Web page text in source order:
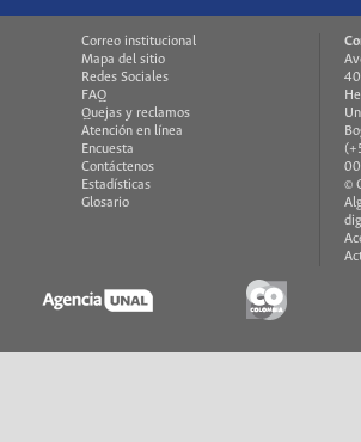
Correo institucional
Mapa del sitio
Redes Sociales
FAQ
Quejas y reclamos
Atención en línea
Encuesta
Contáctenos
Estadísticas
Glosario
©